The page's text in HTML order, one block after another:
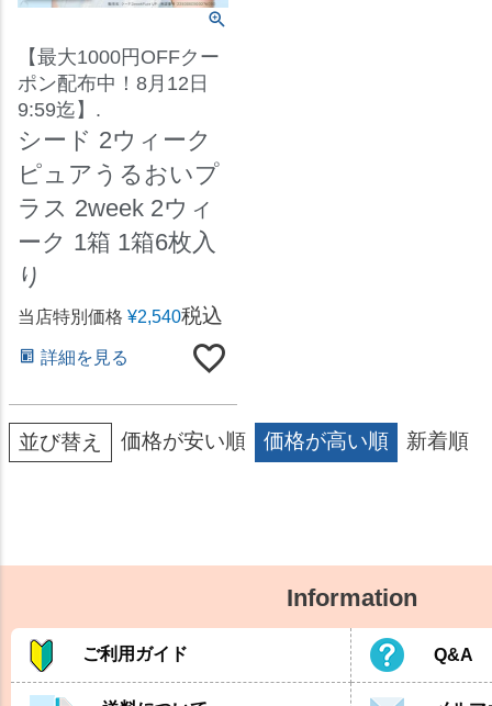
【最大1000円OFFクー
ポン配布中！8月12日
9:59迄】.
シード 2ウィーク
ピュアうるおいプ
ラス 2week 2ウィ
ーク 1箱 1箱6枚入
り
当店特別価格 ¥2,540税込
詳細を見る
並び替え 価格が安い順 価格が高い順 新着順
Information
ご利用ガイド Q&A